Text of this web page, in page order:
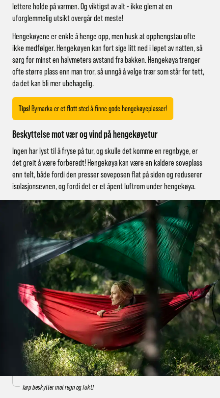
lettere holde på varmen. Og viktigst av alt - ikke glem at en
uforglemmelig utsikt overgår det meste!
Hengekøyene er enkle å henge opp, men husk at opphengstau ofte
ikke medfølger. Hengekøyen kan fort sige litt ned i løpet av natten, så
sørg for minst en halvmeters avstand fra bakken. Hengekøya trenger
ofte større plass enn man tror, så unngå å velge trær som står for tett,
da det kan bli mer ubehagelig.
Tips!Bymarka er et flott sted å finne gode hengekøyeplasser!
Beskyttelse mot vær og vind på hengekøyetur
Ingen har lyst til å fryse på tur, og skulle det komme en regnbyge, er
det greit å være forberedt! Hengekøya kan være en kaldere soveplass
enn telt, både fordi den presser soveposen flat på siden og reduserer
isolasjonsevnen, og fordi det er et åpent luftrom under hengekøya.
Tarp beskytter mot regn og fukt!